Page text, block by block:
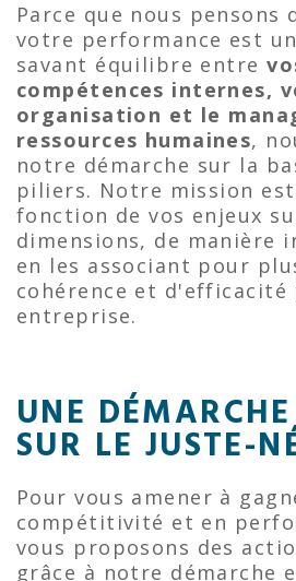
Parce que nous pensons
votre performance est un
savant équilibre entre
compétences internes,
organisation et le
ressources humaines,
notre démarche sur la
piliers. Notre mission
fonction de vos enjeux
dimensions, de manière
en les associant pour
cohérence et d'efficacité
entreprise.
UNE
SUR LE JUSTE-
Pour vous amener à
compétitivité et en
vous proposons des
grâce à notre démarche